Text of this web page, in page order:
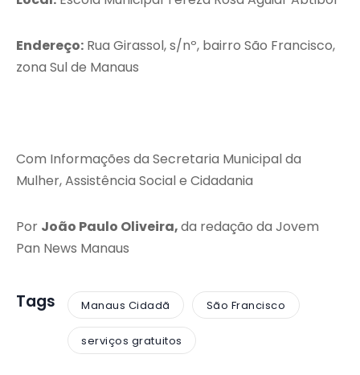
Endereço: Rua Girassol, s/nº, bairro São Francisco,
zona Sul de Manaus
Com Informações da Secretaria Municipal da
Mulher, Assistência Social e Cidadania
Por João Paulo Oliveira,da redação da Jovem
Pan News Manaus
Tags Manaus Cidadã São Francisco
serviços gratuitos